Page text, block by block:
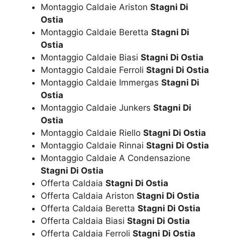
Montaggio Caldaie Ariston Stagni Di
Ostia
Montaggio Caldaie Beretta Stagni Di
Ostia
Montaggio Caldaie Biasi Stagni Di Ostia
Montaggio Caldaie Ferroli Stagni Di Ostia
Montaggio Caldaie Immergas Stagni Di
Ostia
Montaggio Caldaie Junkers Stagni Di
Ostia
Montaggio Caldaie Riello Stagni Di Ostia
Montaggio Caldaie Rinnai Stagni Di Ostia
Montaggio Caldaie A Condensazione
Stagni Di Ostia
Offerta Caldaia Stagni Di Ostia
Offerta Caldaia Ariston Stagni Di Ostia
Offerta Caldaia Beretta Stagni Di Ostia
Offerta Caldaia Biasi Stagni Di Ostia
Offerta Caldaia Ferroli Stagni Di Ostia